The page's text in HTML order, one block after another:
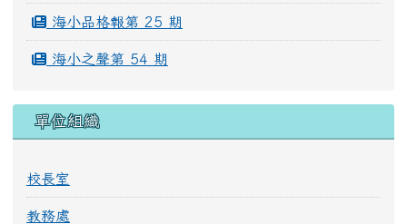
海小品格報第 25 期
海小之聲第 54 期
單位組織
校長室
教務處